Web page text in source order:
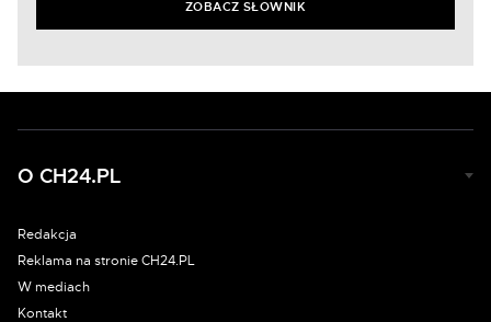
ZOBACZ SŁOWNIK
O CH24.PL
Redakcja
Reklama na stronie CH24.PL
W mediach
Kontakt